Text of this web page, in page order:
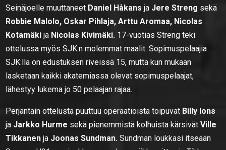
Seinäjoelle muuttaneet Daniel Håkans ja Jere Streng sekä
Robbie Malolo, Oskar Pihlaja, Arttu Aromaa, Nicolas
Kotamäkija Nicolas Kivimäki. 17-vuotias Streng teki
ottelussa myös SJK:n molemmat maalit. Sopimuspelaajia
SJK:lla on edustuksen riveissä 15, mutta kun mukaan
lasketaan kaikki akatemiassa olevat sopimuspelaajat,
lähestyy lukema jo 50 pelaajan rajaa.
Perjantain ottelusta puuttuu operaatioista toipuvat Billy Ions
ja Jarkko Hurme sekä pienemmistä kolhuista kärsivätVille
Tikkanen ja Joonas Sundman. Sundman loukkasi itseään